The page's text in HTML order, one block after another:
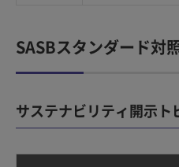
SASBスタンダード対
サステナビリティ開示